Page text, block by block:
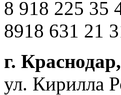
8 918 225 35
8918 631 21
г. Краснодар,
ул. Кирилла